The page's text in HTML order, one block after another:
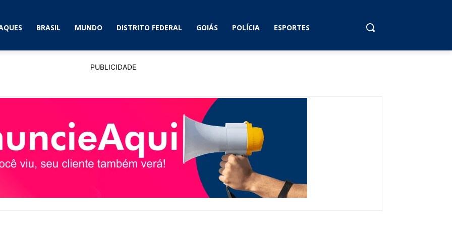
BRASIL MUNDO DISTRITO FEDERAL GOIÁS POLÍCIA ESPORTES
PUBLICIDADE